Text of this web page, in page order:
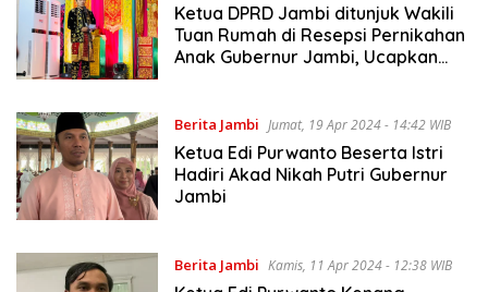
Ketua DPRD Jambi ditunjuk Wakili
Tuan Rumah di Resepsi Pernikahan
Anak Gubernur Jambi, Ucapkan
Berita Jambi Jumat, 19 Apr 2024 - 14:42 WIB
Ketua Edi Purwanto Beserta Istri
Hadiri Akad Nikah Putri Gubernur
Jambi
Berita Jambi Kamis, 11 Apr 2024 - 12:38 WIB